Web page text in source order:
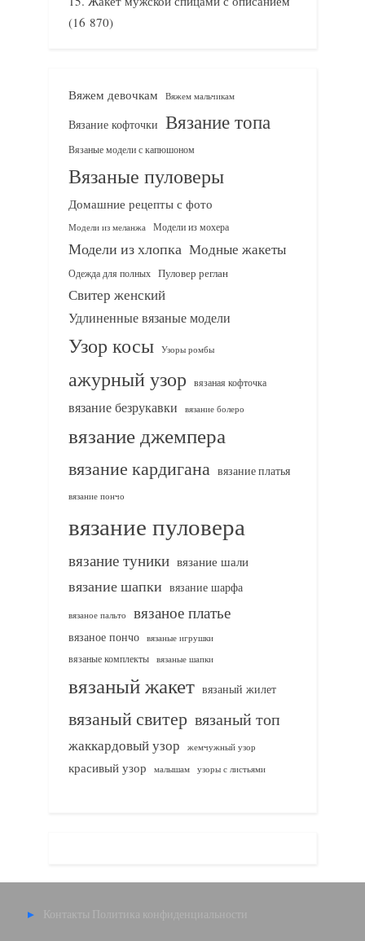
(16 870)
Вяжем девочкам Вяжем мальчикам
Вязание кофточки Вязание топа
Вязаные модели с капюшоном
Вязаные пуловеры
Домашние рецепты с фото
Модели из меланжа Модели из мохера
Модели из хлопка Модные жакеты
Одежда для полных Пуловер реглан
Свитер женский
Удлиненные вязаные модели
Узор косы Узоры ромбы
ажурный узор вязаная кофточка
вязание безрукавки вязание болеро
вязание джемпера
вязание кардигана вязание платья
вязание пончо
вязание пуловера
вязание туники вязание шали
вязание шапки вязание шарфа
вязаное пальто вязаное платье
вязаное пончо вязаные игрушки
вязаные комплекты
вязаные шапки
вязаный жакет вязаный жилет
вязаный свитер вязаный топ
жаккардовый узор жемчужный узор
красивый узор малышам узоры с листьями
Контакты Политика конфиденциальности